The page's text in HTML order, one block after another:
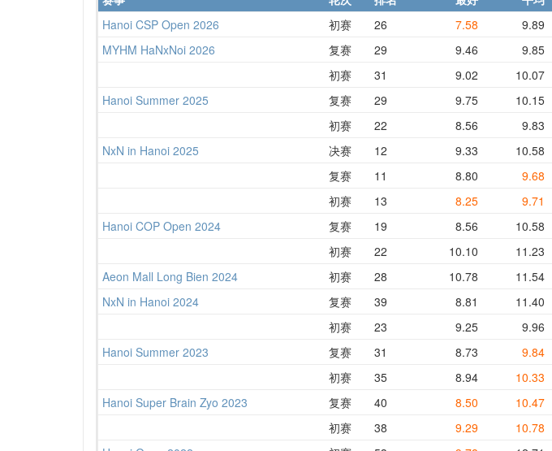
Hanoi CSP Open 2026
初赛 26 7.58 9.89
MYHM HaNxNoi 2026 复赛 29 9.46 9.85
初赛 31 9.02 10.07
Hanoi Summer 2025 复赛 29 9.75 10.15
初赛 22 8.56 9.83
NxN in Hanoi 2025 决赛 12 9.33 10.58
复赛 11 8.80 9.68
初赛 13 8.25 9.71
Hanoi COP Open 2024 复赛 19 8.56 10.58
初赛 22 10.10 11.23
Aeon Mall Long Bien 2024 初赛 28 10.78 11.54
NxN in Hanoi 2024 复赛 39 8.81 11.40
初赛 23 9.25 9.96
Hanoi Summer 2023 复赛 31 8.73 9.84
初赛 35 8.94 10.33
Hanoi Super Brain Zyo 2023 复赛 40 8.50 10.47
初赛 38 9.29 10.78